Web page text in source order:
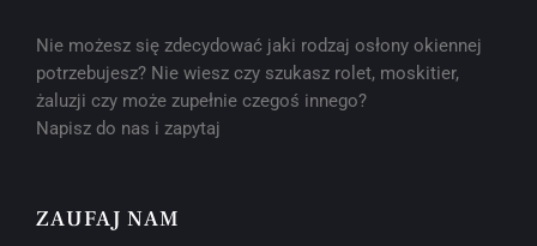
Nie możesz się zdecydować jaki rodzaj osłony okiennej
potrzebujesz? Nie wiesz czy szukasz rolet, moskitier,
żaluzji czy może zupełnie czegoś innego?
Napisz do nas i zapytaj
ZAUFAJ NAM